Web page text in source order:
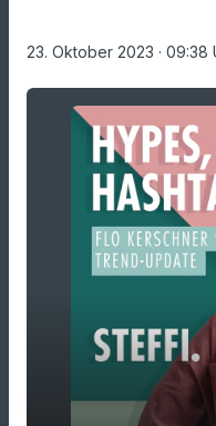
23. Oktober 2023 · 09:38